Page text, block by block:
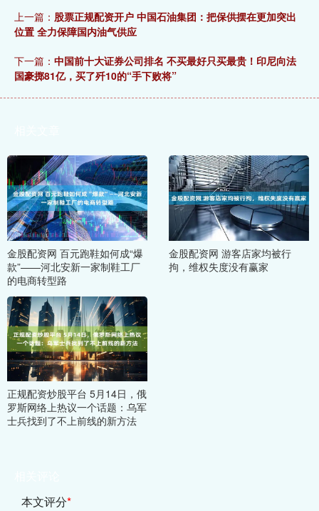
上一篇： 股票正规配资开户 中国石油集团：把保供摆在更加突出
位置 全力保障国内油气供应
下一篇： 中国前十大证券公司排名 不买最好只买最贵！印尼向法
国豪掷81亿，买了歼10的“手下败将”
金股配资网 百元跑鞋如何成“爆
款”——河北安新一家制鞋工厂
的电商转型路
金股配资网 游客店家均被行
拘，维权失度没有赢家
正规配资炒股平台 5月14日，俄
罗斯网络上热议一个话题：乌军
士兵找到了不上前线的新方法
本文评分*